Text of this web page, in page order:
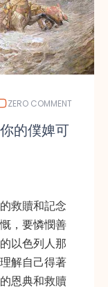
ZERO COMMENT
的僕婢可
救贖和記念
，要憐憫善
以色列人那
解自己得著
恩典和救贖